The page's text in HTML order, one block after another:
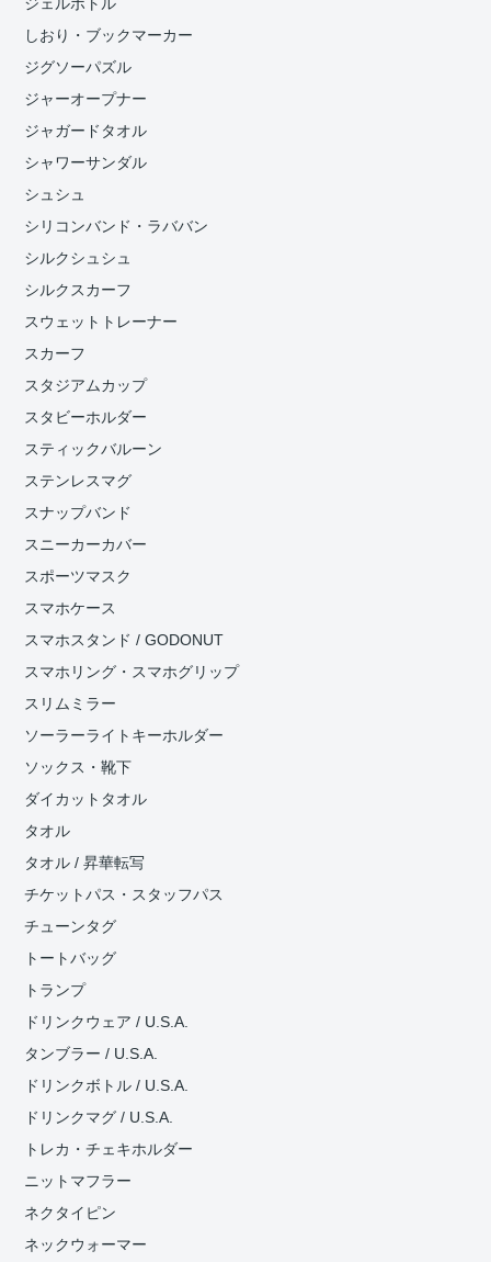
ジェルボトル
しおり・ブックマーカー
ジグソーパズル
ジャーオープナー
ジャガードタオル
シャワーサンダル
シュシュ
シリコンバンド・ラババン
シルクシュシュ
シルクスカーフ
スウェットトレーナー
スカーフ
スタジアムカップ
スタビーホルダー
スティックバルーン
ステンレスマグ
スナップバンド
スニーカーカバー
スポーツマスク
スマホケース
スマホスタンド / GODONUT
スマホリング・スマホグリップ
スリムミラー
ソーラーライトキーホルダー
ソックス・靴下
ダイカットタオル
タオル
タオル / 昇華転写
チケットパス・スタッフパス
チューンタグ
トートバッグ
トランプ
ドリンクウェア / U.S.A.
タンブラー / U.S.A.
ドリンクボトル / U.S.A.
ドリンクマグ / U.S.A.
トレカ・チェキホルダー
ニットマフラー
ネクタイピン
ネックウォーマー